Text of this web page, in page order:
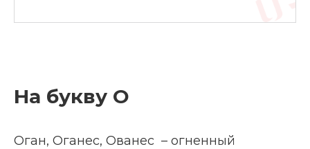
На букву О
Оган, Оганес, Ованес – огненный